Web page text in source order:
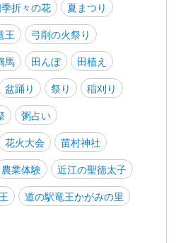
折々の花
夏まつり
王
弓削の火祭り
馬 田んぼ
田植え
盆踊り 祭り
稲刈り
粥占い
花火大会
苗村神社
農業体験
近江の聖徳太子
道の駅竜王かがみの里